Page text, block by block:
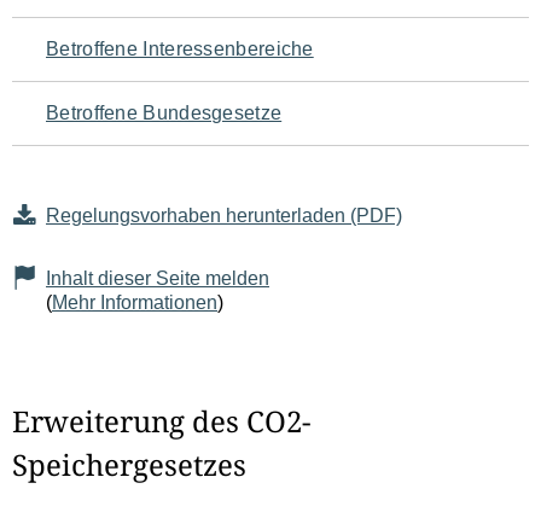
den
Seiteninhalt
Betroffene Interessenbereiche
Betroffene Bundesgesetze
Regelungsvorhaben herunterladen (PDF)
Inhalt dieser Seite melden
(Mehr Informationen)
Erweiterung des CO2-
Speichergesetzes